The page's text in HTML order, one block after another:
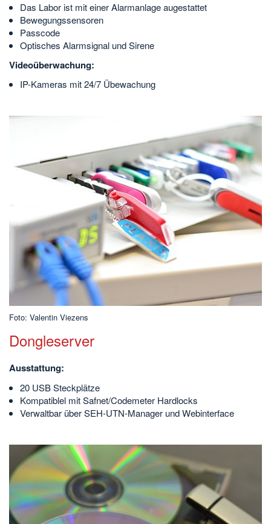
Das Labor ist mit einer Alarmanlage augestattet
Bewegungssensoren
Passcode
Optisches Alarmsignal und Sirene
Videoüberwachung:
IP-Kameras mit 24/7 Übewachung
Foto: Valentin Viezens
Dongleserver
Ausstattung:
20 USB Steckplätze
Kompatiblel mit Safnet/Codemeter Hardlocks
Verwaltbar über SEH-UTN-Manager und Webinterface